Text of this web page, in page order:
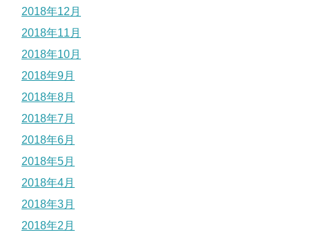
2018年12月
2018年11月
2018年10月
2018年9月
2018年8月
2018年7月
2018年6月
2018年5月
2018年4月
2018年3月
2018年2月